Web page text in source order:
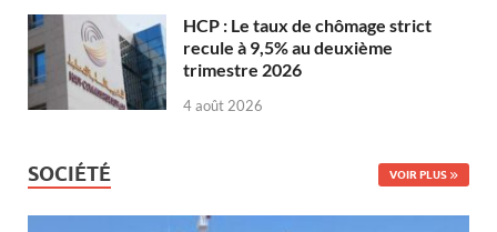
HCP : Le taux de chômage strict
recule à 9,5% au deuxième
trimestre 2026
4 août 2026
SOCIÉTÉ VOIR PLUS